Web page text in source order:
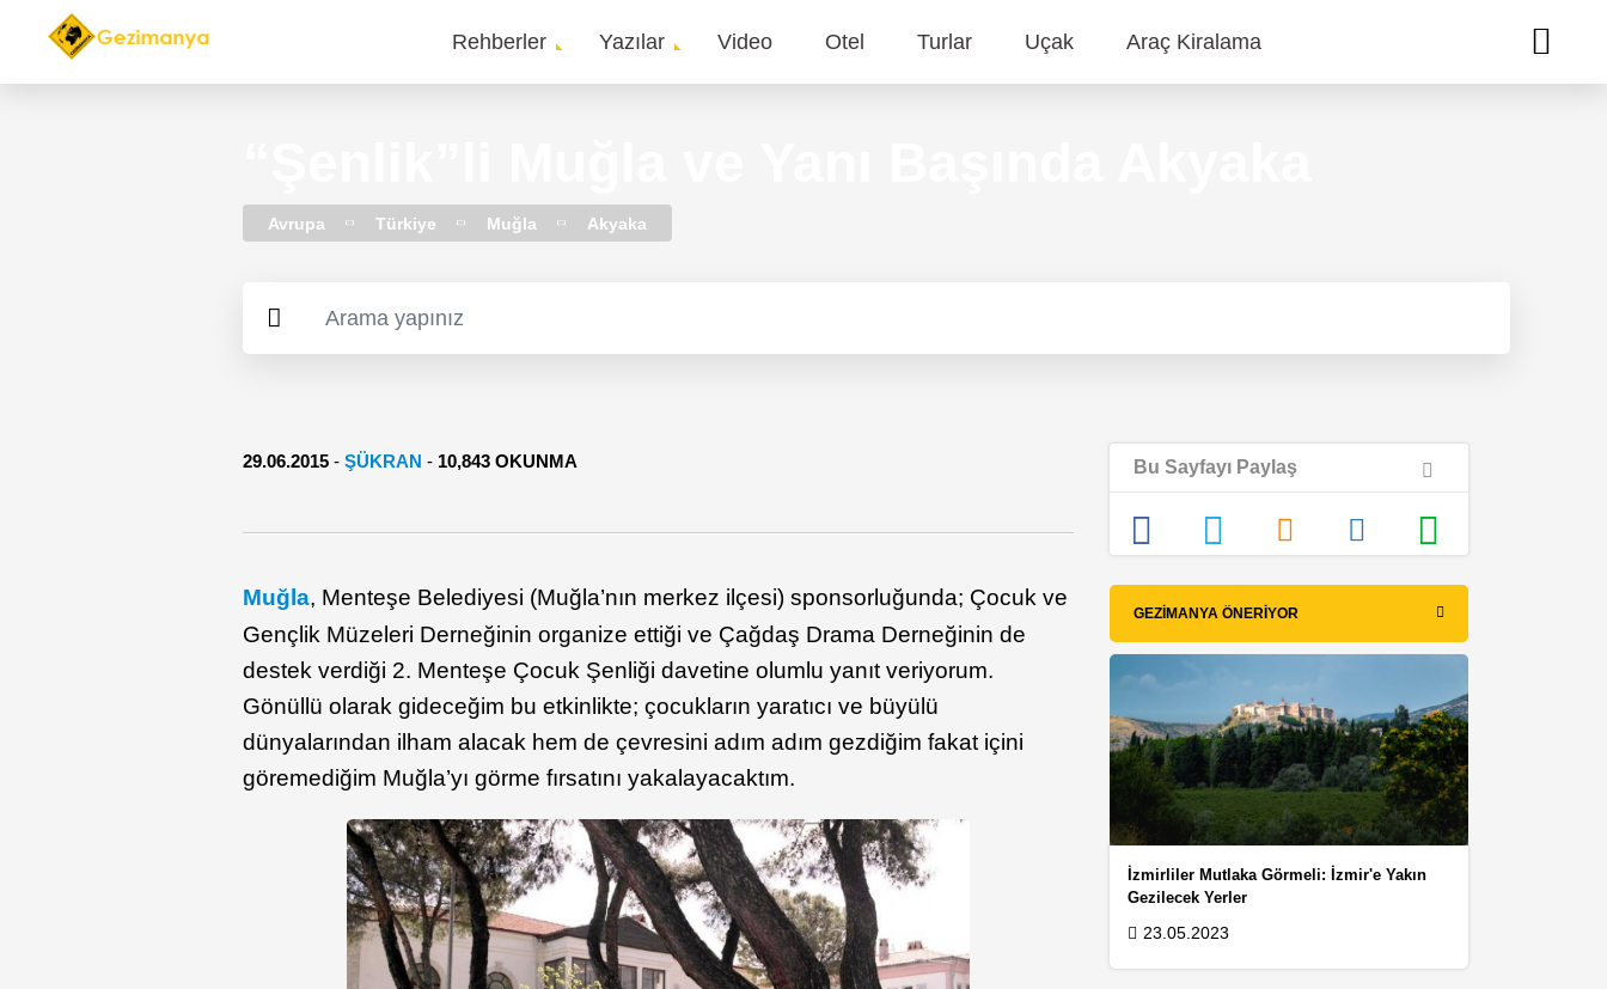
Main
Rehberler Yazılar Video Otel Turlar Uçak Araç Kiralama
Avrupa Türkiye Muğla Akyaka
29.06.2015 -ŞÜKRAN - 10,843 OKUNMA
Muğla, Menteşe Belediyesi (Muğla’nın merkez ilçesi) sponsorluğunda; Çocuk ve
Gençlik Müzeleri Derneğinin organize ettiği ve Çağdaş Drama Derneğinin de
destek verdiği 2. Menteşe Çocuk Şenliği davetine olumlu yanıt veriyorum.
Gönüllü olarak gideceğim bu etkinlikte; çocukların yaratıcı ve büyülü
dünyalarından ilham alacak hem de çevresini adım adım gezdiğim fakat içini
göremediğim Muğla’yı görme fırsatını yakalayacaktım.
Bu Sayfayı Paylaş
GEZIMANYA ÖNERIYOR
İzmirliler Mutlaka Görmeli: İzmir'e Yakın
Gezilecek Yerler
23.05.2023